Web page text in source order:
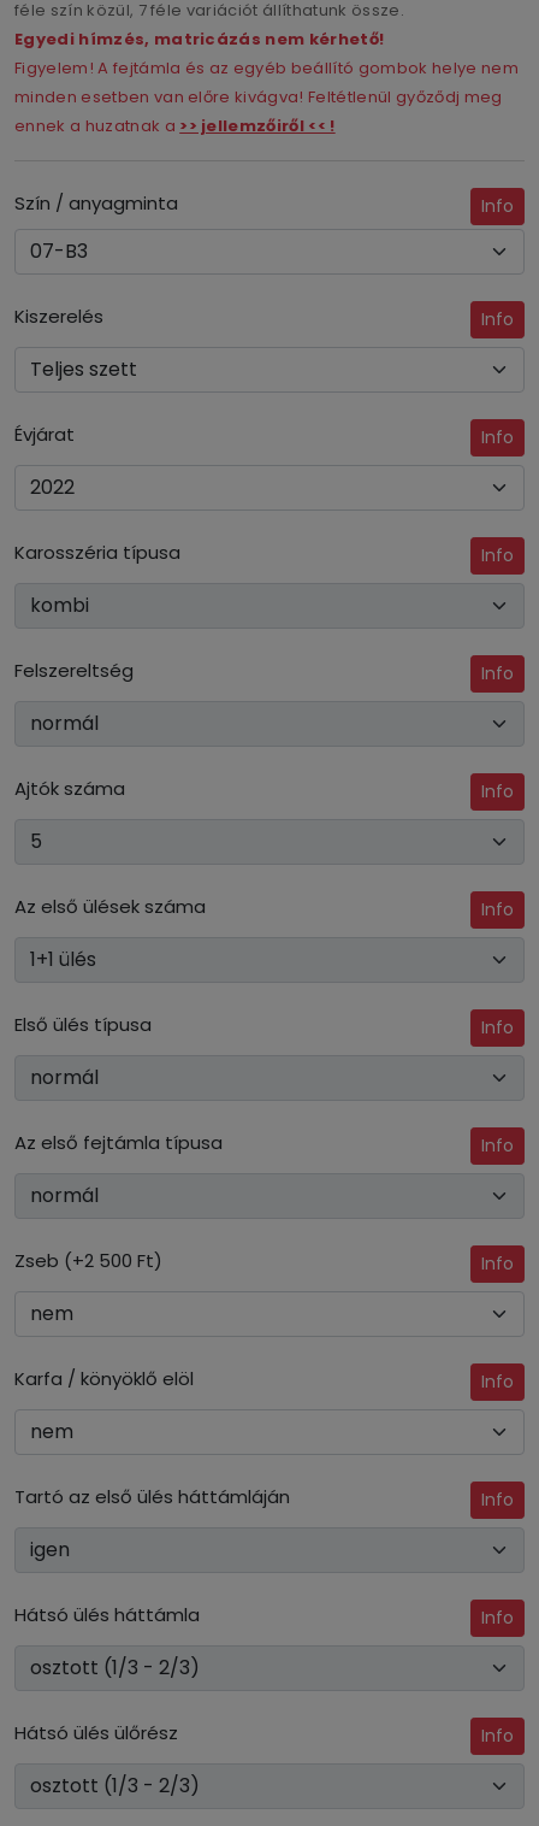
féle szín közül, 7 féle variációt állíthatunk össze.
Egyedi hímzés, matricázás nem kérhető!
Figyelem! A fejtámla és az egyéb beállító gombok helye nem
minden esetben van előre kivágva! Feltétlenül győződj meg
ennek a huzatnak a >> jellemzőiről << !
Szín / anyagminta Info
Kiszerelés Info
Évjárat Info
Karosszéria típusa Info
Felszereltség Info
Ajtók száma Info
Az első ülések száma Info
Első ülés típusa Info
Az első fejtámla típusa Info
Zseb (+2 500 Ft) Info
Karfa / könyöklő elöl Info
Tartó az első ülés háttámláján Info
Hátsó ülés háttámla Info
Hátsó ülés ülőrész Info